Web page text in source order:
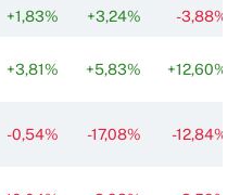
+1,83% +3,24% -3,88%
+3,81% +5,83% +12,60%
-0,54% -17,08% -12,84%